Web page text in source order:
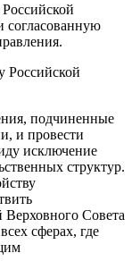
согласованную
подчиненные
и провести
исключение
структур.
Совета
сферах, где